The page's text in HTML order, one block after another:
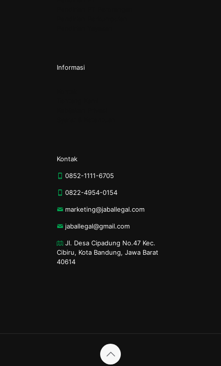
Informasi
Kontak
0852-1111-6705
0822-4954-0154
marketing@jaballegal.com
jaballegal@gmail.com
Jl. Desa Cipadung No.47 Kec.
Cibiru, Kota Bandung, Jawa Barat
40614